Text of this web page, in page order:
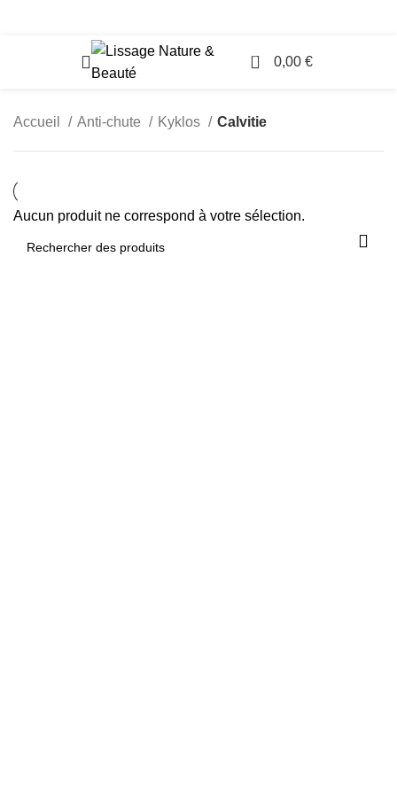
0 0,00 €
Accueil Anti-chute Kyklos Calvitie
Aucun produit ne correspond à votre sélection.